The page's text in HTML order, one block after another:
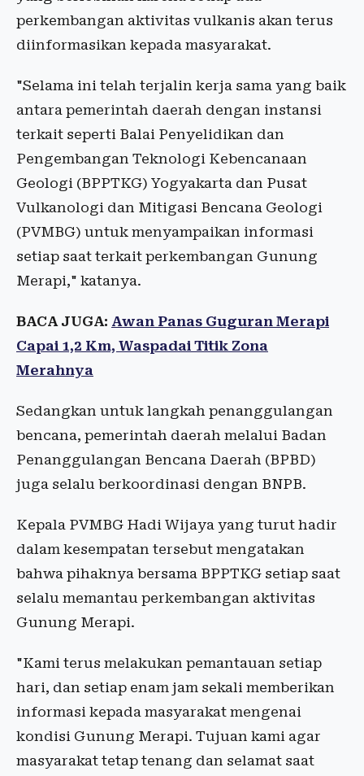
perkembangan aktivitas vulkanis akan terus
diinformasikan kepada masyarakat.
"Selama ini telah terjalin kerja sama yang baik
antara pemerintah daerah dengan instansi
terkait seperti Balai Penyelidikan dan
Pengembangan Teknologi Kebencanaan
Geologi (BPPTKG) Yogyakarta dan Pusat
Vulkanologi dan Mitigasi Bencana Geologi
(PVMBG) untuk menyampaikan informasi
setiap saat terkait perkembangan Gunung
Merapi," katanya.
BACA JUGA: Awan Panas Guguran Merapi
Capai 1,2 Km, Waspadai Titik Zona
Merahnya
Sedangkan untuk langkah penanggulangan
bencana, pemerintah daerah melalui Badan
Penanggulangan Bencana Daerah (BPBD)
juga selalu berkoordinasi dengan BNPB.
Kepala PVMBG Hadi Wijaya yang turut hadir
dalam kesempatan tersebut mengatakan
bahwa pihaknya bersama BPPTKG setiap saat
selalu memantau perkembangan aktivitas
Gunung Merapi.
"Kami terus melakukan pemantauan setiap
hari, dan setiap enam jam sekali memberikan
informasi kepada masyarakat mengenai
kondisi Gunung Merapi. Tujuan kami agar
masyarakat tetap tenang dan selamat saat